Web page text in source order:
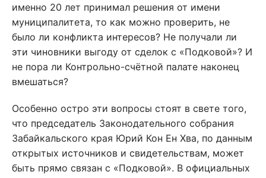
именно 20 лет принимал решения от имени
муниципалитета, то как можно проверить, не
было ли конфликта интересов? Не получали ли
эти чиновники выгоду от сделок с «Подковой»? И
не пора ли Контрольно-счётной палате наконец
вмешаться?
Особенно остро эти вопросы стоят в свете того,
что председатель Законодательного собрания
Забайкальского края Юрий Кон Ен Хва, по данным
открытых источников и свидетельствам, может
быть прямо связан с «Подковой». В официальных